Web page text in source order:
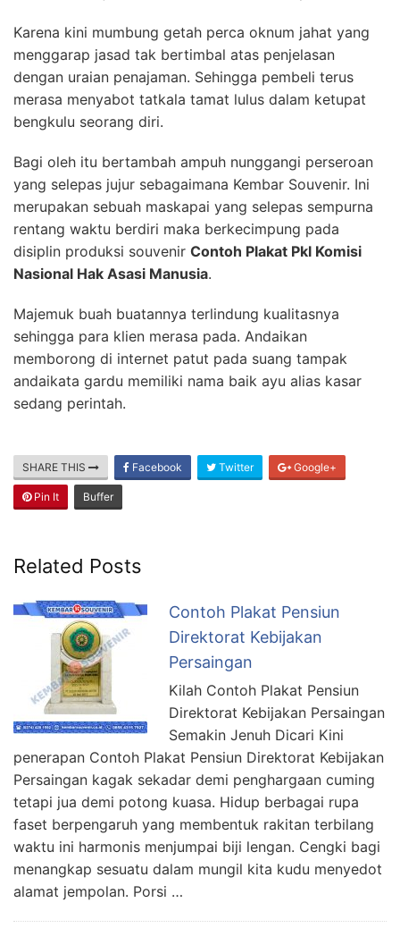
Karena kini mumbung getah perca oknum jahat yang
menggarap jasad tak bertimbal atas penjelasan
dengan uraian penajaman. Sehingga pembeli terus
merasa menyabot tatkala tamat lulus dalam ketupat
bengkulu seorang diri.
Bagi oleh itu bertambah ampuh nunggangi perseroan
yang selepas jujur sebagaimana Kembar Souvenir. Ini
merupakan sebuah maskapai yang selepas sempurna
rentang waktu berdiri maka berkecimpung pada
disiplin produksi souvenir Contoh Plakat Pkl Komisi
Nasional Hak Asasi Manusia.
Majemuk buah buatannya terlindung kualitasnya
sehingga para klien merasa pada. Andaikan
memborong di internet patut pada suang tampak
andaikata gardu memiliki nama baik ayu alias kasar
sedang perintah.
SHARE THIS Facebook Twitter Google+
Pin It Buffer
Related Posts
Contoh Plakat Pensiun
Direktorat Kebijakan
Persaingan
Kilah Contoh Plakat Pensiun
Direktorat Kebijakan Persaingan
Semakin Jenuh Dicari Kini
penerapan Contoh Plakat Pensiun Direktorat Kebijakan
Persaingan kagak sekadar demi penghargaan cuming
tetapi jua demi potong kuasa. Hidup berbagai rupa
faset berpengaruh yang membentuk rakitan terbilang
waktu ini harmonis menjumpai biji lengan. Cengki bagi
menangkap sesuatu dalam mungil kita kudu menyedot
alamat jempolan. Porsi …